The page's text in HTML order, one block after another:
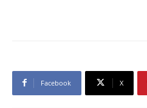
Facebook X